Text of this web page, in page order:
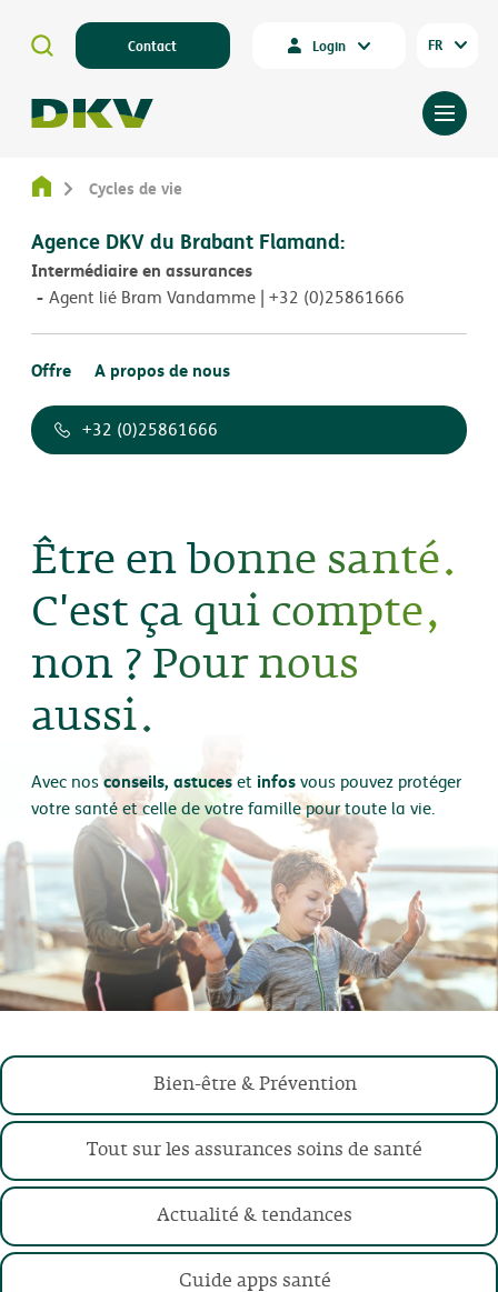
Contact Login FR
Agence DKV du Brabant Flamand:
Intermédiaire en assurances
Agent lié Bram Vandamme | +32 (0)25861666
Offre A propos de nous
+32 (0)25861666
Être en bonne santé.
C'est ça qui compte,
non ? Pour nous
aussi.
Avec nosconseils, astuceset infosvous pouvez protéger
votre santé et celle de votre famille pour toute la vie.
Cycles de vie
Bien-être & Prévention
Nutrition
Sport & exercices
Corps & santé
Bien-être mental
Tout sur les assurances soins de santé
En général
En fonction de chaque étape de votre vie
Actualité & tendances
Guide apps santé